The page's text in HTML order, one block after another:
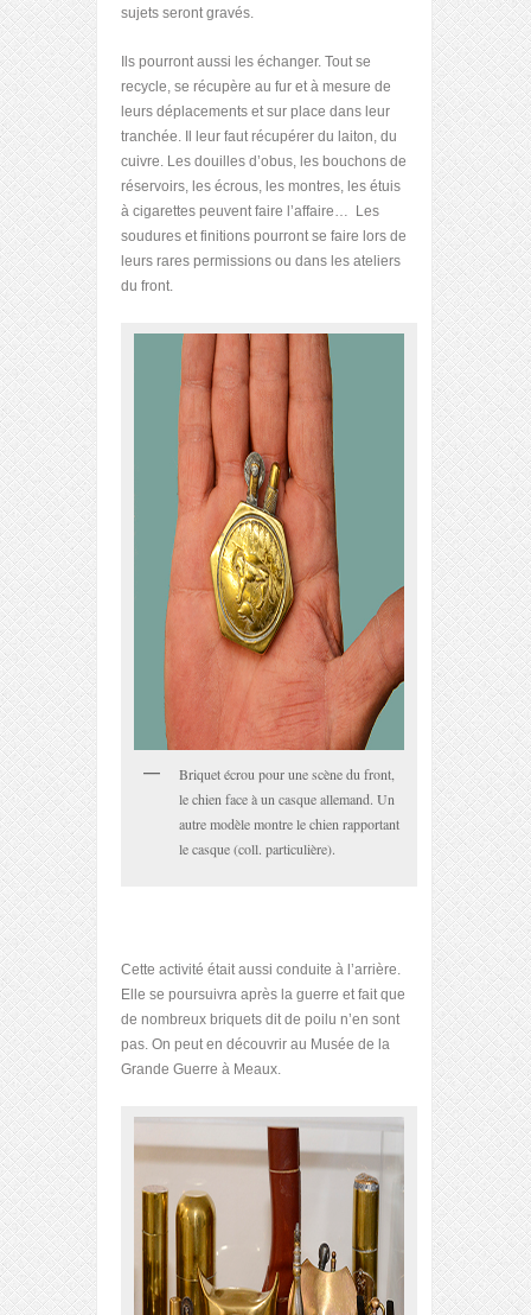
sujets seront gravés.
Ils pourront aussi les échanger. Tout se
recycle, se récupère au fur et à mesure de
leurs déplacements et sur place dans leur
tranchée. Il leur faut récupérer du laiton, du
cuivre. Les douilles d’obus, les bouchons de
réservoirs, les écrous, les montres, les étuis
à cigarettes peuvent faire l’affaire… Les
soudures et finitions pourront se faire lors de
leurs rares permissions ou dans les ateliers
du front.
Briquet écrou pour une scène du front,
le chien face à un casque allemand. Un
autre modèle montre le chien rapportant
le casque (coll. particulière).
Cette activité était aussi conduite à l’arrière.
Elle se poursuivra après la guerre et fait que
de nombreux briquets dit de poilu n’en sont
pas. On peut en découvrir au Musée de la
Grande Guerre à Meaux.